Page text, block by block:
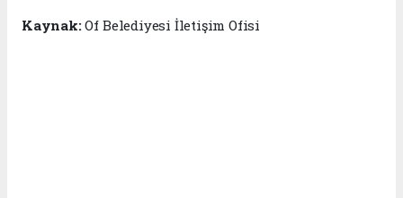
Kaynak:Of Belediyesi İletişim Ofisi